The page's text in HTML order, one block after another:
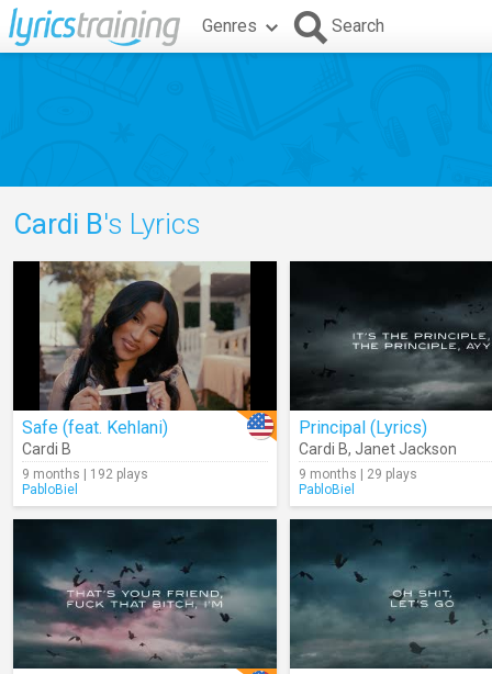
Genres Search
Cardi B's Lyrics
Safe (feat. Kehlani)
Cardi B
9 months | 192 plays
PabloBiel
Principal (Lyrics)
Cardi B, Janet Jackson
9 months | 29 plays
PabloBiel